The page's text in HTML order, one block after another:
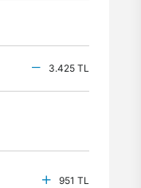
3.425 TL
951 TL